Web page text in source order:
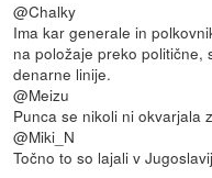
@Chalky
Ima kar generale in
na položaje preko politične,
denarne linije.
@Meizu
Punca se nikoli ni okvarjala
@Miki_N
Točno to so lajali v